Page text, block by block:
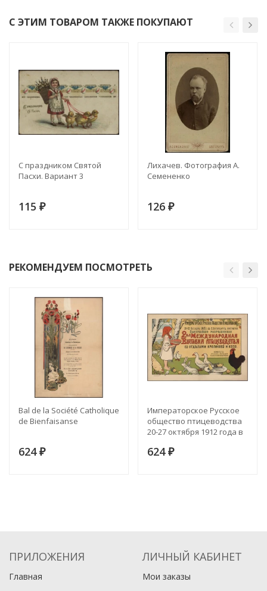
С ЭТИМ ТОВАРОМ ТАКЖЕ ПОКУПАЮТ
С праздником Святой
Пасхи. Вариант 3
115 ₽
Лихачев. Фотография А.
Семененко
126 ₽
РЕКОМЕНДУЕМ ПОСМОТРЕТЬ
Bal de la Société Catholique
de Bienfaisanse
624 ₽
Императорское Русское
общество птицеводства
20-27 октября 1912 года в
624 ₽
ПРИЛОЖЕНИЯ
Главная
ЛИЧНЫЙ КАБИНЕТ
Мои заказы